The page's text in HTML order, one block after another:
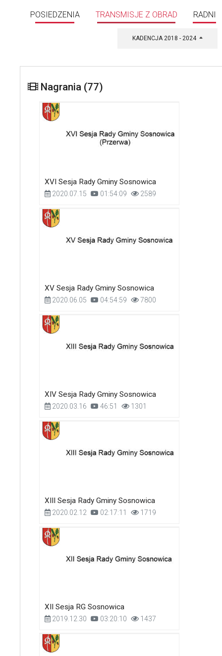
POSIEDZENIA TRANSMISJE Z OBRAD RADNI
KADENCJA 2018 - 2024
Nagrania (77)
XVI Sesja Rady Gminy Sosnowica
2020.07.15 01:54:09 2589
XV Sesja Rady Gminy Sosnowica
2020.06.05 04:54:59 7800
XIV Sesja Rady Gminy Sosnowica
2020.03.16 46:51 1301
XIII Sesja Rady Gminy Sosnowica
2020.02.12 02:17:11 1719
XII Sesja RG Sosnowica
2019.12.30 03:20:10 1437